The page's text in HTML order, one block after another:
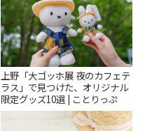
上野「大ゴッホ展 夜のカフェテ
ラス」で見つけた、オリジナル
限定グッズ10選 | ことりっぷ